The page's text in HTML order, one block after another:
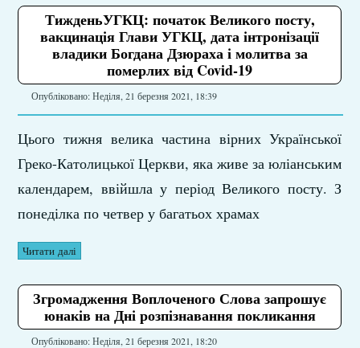
ТижденьУГКЦ: початок Великого посту,
вакцинація Глави УГКЦ, дата інтронізації
владики Богдана Дзюраха і молитва за
померлих від Covid-19
Опубліковано: Неділя, 21 березня 2021, 18:39
Цього тижня велика частина вірних Української
Греко-Католицької Церкви, яка живе за юліанським
календарем, ввійшла у період Великого посту. З
понеділка по четвер у багатьох храмах
Читати далі
Згромадження Воплоченого Слова запрошує
юнаків на Дні розпізнавання покликання
Опубліковано: Неділя, 21 березня 2021, 18:20